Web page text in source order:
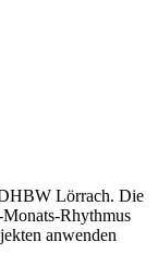
DHBW Lörrach. Die
Rhythmus
anwenden